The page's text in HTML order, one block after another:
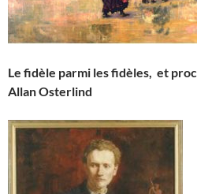
Le fidèle parmi les fidèles, et
Allan Osterlind